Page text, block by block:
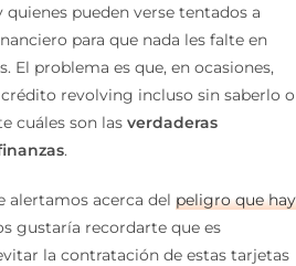
quienes pueden verse tentados a
para que nada les falte en
El problema es que, en ocasiones,
revolving incluso sin saberlo o
cuáles son las verdaderas
.
alertamos acerca del peligro que hay
gustaría recordarte que es
la contratación de estas tarjetas